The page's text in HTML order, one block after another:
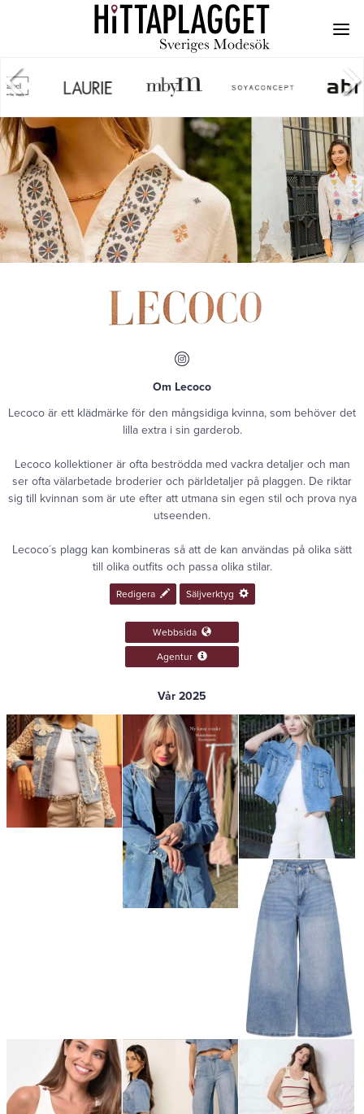
Om Lecoco
Lecoco är ett klädmärke för den mångsidiga kvinna, som behöver det
lilla extra i sin garderob.
Lecoco kollektioner är ofta beströdda med vackra detaljer och man
ser ofta välarbetade broderier och pärldetaljer på plaggen. De riktar
sig till kvinnan som är ute efter att utmana sin egen stil och prova nya
utseenden.
Lecoco´s plagg kan kombineras så att de kan användas på olika sätt
till olika outfits och passa olika stilar.
Redigera Säljverktyg
Webbsida
Agentur
Vår 2025